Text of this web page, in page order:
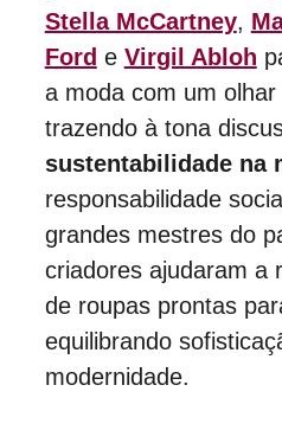
Stella McCartney,
Ford e Virgil Abloh
a moda com um
trazendo à tona
sustentabilidade na
responsabilidade
grandes mestres do
criadores ajudaram a
de roupas prontas
equilibrando
modernidade.